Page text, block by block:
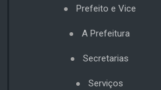
Prefeito e Vice
A Prefeitura
Secretarias
Serviços